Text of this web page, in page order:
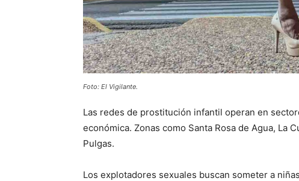
Foto: El Vigilante.
Las redes de prostitución infantil operan en
económica. Zonas como Santa Rosa de Agua, La
Pulgas.
Los explotadores sexuales buscan someter a